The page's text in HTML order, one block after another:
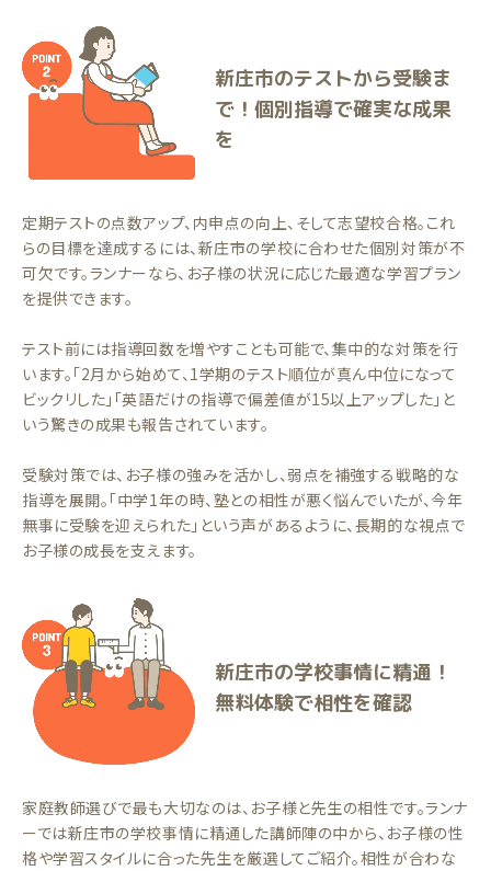
新庄市のテストから受験ま
で！個別指導で確実な成果
を
定期テストの点数アップ、内申点の向上、そして志望校合格。これ
らの目標を達成するには、新庄市の学校に合わせた個別対策が不
可欠です。ランナーなら、お子様の状況に応じた最適な学習プラン
を提供できます。
テスト前には指導回数を増やすことも可能で、集中的な対策を行
います。「2月から始めて、1学期のテスト順位が真ん中位になって
ビックリした」「英語だけの指導で偏差値が15以上アップした」と
いう驚きの成果も報告されています。
受験対策では、お子様の強みを活かし、弱点を補強する戦略的な
指導を展開。「中学1年の時、塾との相性が悪く悩んでいたが、今年
無事に受験を迎えられた」という声があるように、長期的な視点で
お子様の成長を支えます。
新庄市の学校事情に精通！
無料体験で相性を確認
家庭教師選びで最も大切なのは、お子様と先生の相性です。ランナ
ーでは新庄市の学校事情に精通した講師陣の中から、お子様の性
格や学習スタイルに合った先生を厳選してご紹介。相性が合わな